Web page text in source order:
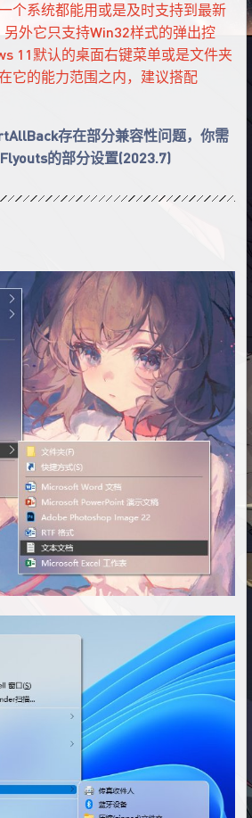
个系统都能用或是及时支持到最新
外它只支持Win32样式的弹出控
11默认的桌面右键菜单或是文件夹
它的能力范围之内，建议搭配
存在部分兼容性问题，你需
的部分设置(2023.7)